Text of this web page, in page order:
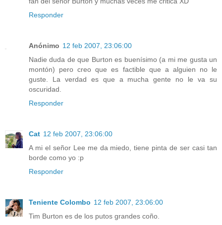
Responder
Anónimo 12 feb 2007, 23:06:00
Nadie duda de que Burton es buenísimo (a mi me gusta un
montón) pero creo que es factible que a alguien no le
guste. La verdad es que a mucha gente no le va su
oscuridad.
Responder
Cat 12 feb 2007, 23:06:00
A mi el señor Lee me da miedo, tiene pinta de ser casi tan
borde como yo :p
Responder
Teniente Colombo 12 feb 2007, 23:06:00
Tim Burton es de los putos grandes coño.